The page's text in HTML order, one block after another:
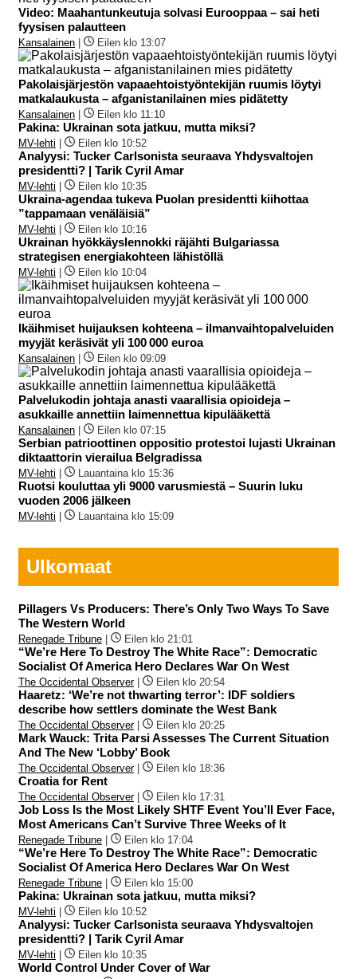
Video: Maahantunkeutuja solvasi Eurooppaa – sai heti
fyysisen palautteen
Kansalainen Eilen klo 13:07
Pakolaisjärjestön vapaaehtoistyöntekijän ruumis löytyi
matkalaukusta – afganistanilainen mies pidätetty
Kansalainen Eilen klo 11:10
Pakina: Ukrainan sota jatkuu, mutta miksi?
MV-lehti Eilen klo 10:52
Analyysi: Tucker Carlsonista seuraava Yhdysvaltojen
presidentti? | Tarik Cyril Amar
MV-lehti Eilen klo 10:35
Ukraina-agendaa tukeva Puolan presidentti kiihottaa
”tappamaan venäläisiä”
MV-lehti Eilen klo 10:16
Ukrainan hyökkäyslennokki räjähti Bulgariassa
strategisen energiakohteen lähistöllä
MV-lehti Eilen klo 10:04
Ikäihmiset huijauksen kohteena – ilmanvaihtopalveluiden
myyjät keräsivät yli 100 000 euroa
Kansalainen Eilen klo 09:09
Palvelukodin johtaja anasti vaarallisia opioideja –
asukkaille annettiin laimennettua kipulääkettä
Kansalainen Eilen klo 07:15
Serbian patrioottinen oppositio protestoi lujasti Ukrainan
diktaattorin vierailua Belgradissa
MV-lehti Lauantaina klo 15:36
Ruotsi kouluttaa yli 9000 varusmiestä – Suurin luku
vuoden 2006 jälkeen
MV-lehti Lauantaina klo 15:09
Ulkomaat
Pillagers Vs Producers: There’s Only Two Ways To Save
The Western World
Renegade Tribune Eilen klo 21:01
“We’re Here To Destroy The White Race”: Democratic
Socialist Of America Hero Declares War On West
The Occidental Observer| Eilen klo 20:54
Haaretz: ‘We’re not thwarting terror’: IDF soldiers
describe how settlers dominate the West Bank
The Occidental Observer| Eilen klo 20:25
Mark Wauck: Trita Parsi Assesses The Current Situation
And The New ‘Lobby’ Book
The Occidental Observer| Eilen klo 18:36
Croatia for Rent
The Occidental Observer| Eilen klo 17:31
Job Loss Is the Most Likely SHTF Event You’ll Ever Face,
Most Americans Can’t Survive Three Weeks of It
Renegade Tribune Eilen klo 17:04
“We’re Here To Destroy The White Race”: Democratic
Socialist Of America Hero Declares War On West
Renegade Tribune Eilen klo 15:00
Pakina: Ukrainan sota jatkuu, mutta miksi?
MV-lehti Eilen klo 10:52
Analyysi: Tucker Carlsonista seuraava Yhdysvaltojen
presidentti? | Tarik Cyril Amar
MV-lehti Eilen klo 10:35
World Control Under Cover of War